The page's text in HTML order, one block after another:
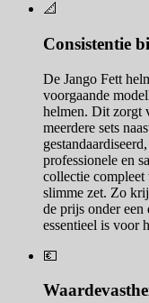
📐
Consistentie
De Jango Fett
voorgaande
helmen. Dit zorgt
meerdere sets
professionele en
collectie compleet
slimme zet. Zo
de prijs onder
essentieel is voor
💶